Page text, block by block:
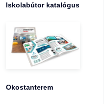
Iskolabútor katalógus
Okostanterem